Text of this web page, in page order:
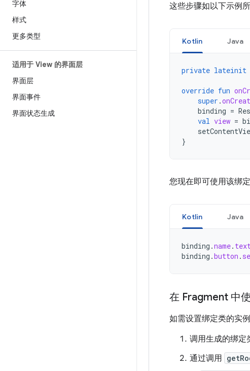
字体
样式
更多类型
适用于 View 的界面层
界面层
界面事件
界面状态生成
这些步骤如以下示例所
Kotlin Java
private lateinit
override fun
super .
binding =
val view =
}
您现在即可使用该绑
Kotlin Java
binding .name.
binding .button .
在 Fragment 中
如需设置绑定类的实
调用生成的绑定
通过调用